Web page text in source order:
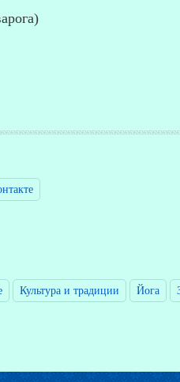
Культура и традиции Йога